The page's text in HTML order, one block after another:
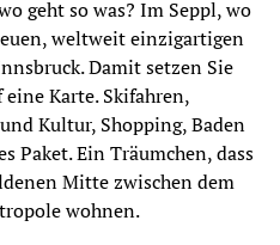
geht so was? Im Seppl, wo
weltweit einzigartigen
Damit setzen Sie
Karte. Skifahren,
Kultur, Shopping, Baden
Paket. Ein Träumchen, dass
Mitte zwischen dem
wohnen.